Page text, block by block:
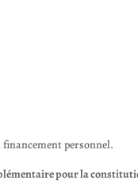
financement personnel.
pour la